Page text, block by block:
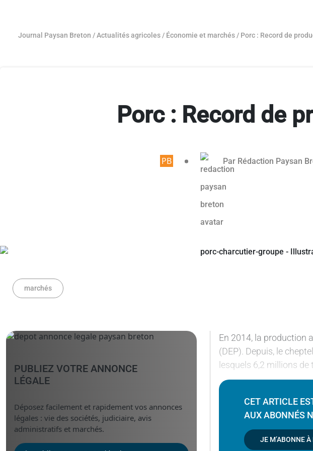
Journal Paysan Breton /Actualités agricoles / Économie et marchés / Porc : Record de
Porc : Record de
Article réservé aux abonnés
Par Rédaction Paysan
marchés
En 2014, la production
(DEP). Depuis, le
lesquels 6,2 millions
CET ARTICLE
AUX ABONNÉS
JE M’ABONNE
PUBLIEZ VOTRE ANNONCE
LÉGALE
Déposez facilement et rapidement vos annonces
légales : vie des sociétés, judiciaire, avis
administratifs et marchés.